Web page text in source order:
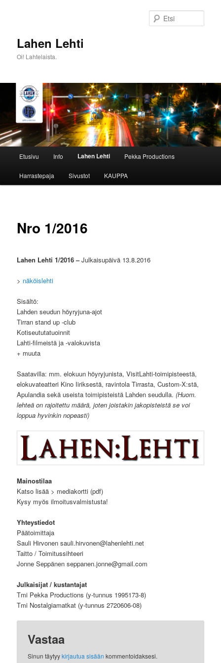
Lahen Lehti
Oi! Lahtelaista.
Etusivu Info Lahen Lehti Pekka Productions
Harrastepaja Sivustot KAUPPA
Nro 1/2016
Lahen Lehti 1/2016 –Julkaisupäivä 13.8.2016
> näköislehti
Sisältö:
Lahden seudun höyryjuna-ajot
Tirran stand up -club
Kotiseututatuoinnit
Lahti-filmeistä ja -valokuvista
+ muuta
Saatavilla: mm. elokuun höyryjunista, VisitLahti-toimipisteestä,
elokuvateatteri Kino Iiriksestä, ravintola Tirrasta, Custom-X:stä,
Apulandia sekä useista toimipisteistä Lahden seudulla.(Huom.
lehteä on rajoitettu määrä, joten joistakin jakopisteistä se voi
loppua hyvinkin nopeasti)
Mainostilaa
Katso lisää > mediakortti (pdf)
Kysy myös ilmoitusvalmistusta!
Yhteystiedot
Päätoimittaja
Sauli Hirvonen sauli.hirvonen@lahenlehti.net
Taitto / Toimitussihteeri
Jonne Seppänen seppanen.jonne@gmail.com
Julkaisijat / kustantajat
Tmi Pekka Productions (y-tunnus 1995173-8)
Tmi Nostalgiamatkat (y-tunnus 2720606-08)
Vastaa
Sinun täytyykirjautua sisään kommentoidaksesi.